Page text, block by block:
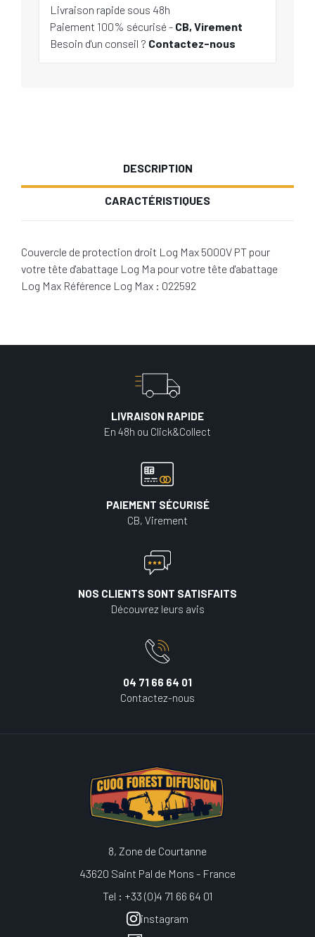
Livraison rapide sous 48h
Paiement 100% sécurisé - CB, Virement
Besoin d'un conseil ? Contactez-nous
DESCRIPTION
CARACTÉRISTIQUES
Couvercle de protection droit Log Max 5000V PT pour
votre tête d'abattage Log Ma pour votre tête d'abattage
Log Max Référence Log Max : 022592
LIVRAISON RAPIDE
En 48h ou Click&Collect
PAIEMENT SÉCURISÉ
CB, Virement
NOS CLIENTS SONT SATISFAITS
Découvrez leurs avis
04 71 66 64 01
Contactez-nous
8, Zone de Courtanne
43620 Saint Pal de Mons - France
Tel : +33 (0)4 71 66 64 01
instagram